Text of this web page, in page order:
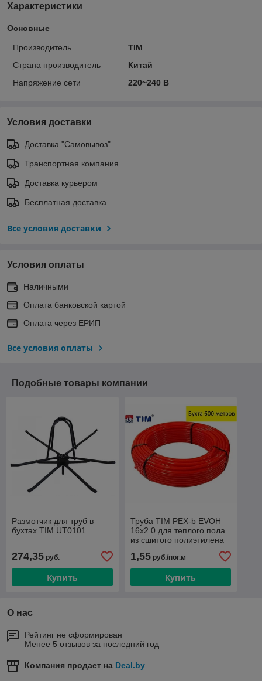
Характеристики
Основные
Производитель
TIM
Страна производитель
Китай
Напряжение сети
220~240 В
Условия доставки
Доставка "Самовывоз"
Транспортная компания
Доставка курьером
Бесплатная доставка
Все условия доставки
Условия оплаты
Наличными
Оплата банковской картой
Оплата через ЕРИП
Все условия оплаты
Подобные товары компании
Размотчик для труб в
бухтах TIM UT0101
274,35 руб.
Купить
Труба TIM PEX-b EVOH
16х2.0 для теплого пола
из сшитого полиэтилена
600 м. бухта
1,55руб./пог.м
Купить
О нас
Рейтинг не сформирован
Менее 5 отзывов за последний год
Компания продает на Deal.by